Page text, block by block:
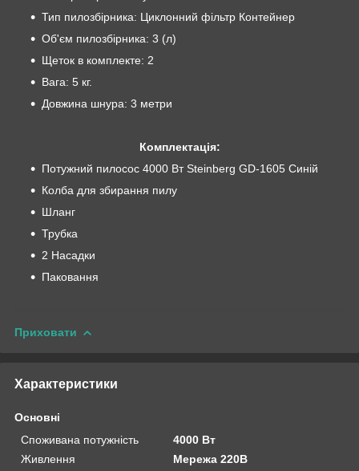
Тип пилозбірника: Циклонний фільтр Контейнер
Об'єм пилозбірника: 3 (л)
Щеток в комплекте: 2
Вага: 5 кг.
Довжина шнура: 3 метри
Комплектація:
Потужний пилосос 4000 Вт Steinberg GD-1605 Синій
Колба для збирання пилу
Шланг
Трубка
2 Насадки
Паковання
Приховати
Характеристики
Основні
Споживана потужність
4000 Вт
Живлення
Мережа 220В